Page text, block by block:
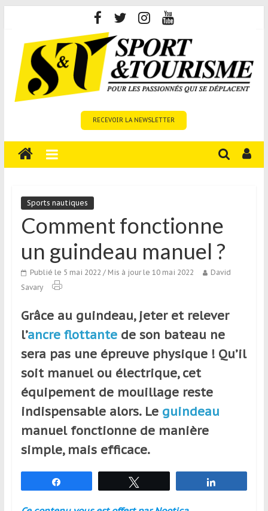
content
Tourisme
est
média
sur
tourisme
sportif
qui
s’adresse
voyageurs
ponctuels
réguliers,
pratiquants,
passionnés
ou
simples
spectateurs
de
qui
se
déplacent
RECEVOIR LA NEWSLETTER
Sports nautiques
Comment fonctionne
un guindeau manuel ?
Publié le 5 mai 2022 / Mis à jour le 10 mai 2022
David
Savary
Grâce au guindeau, jeter et relever
l’ancre flottantede son bateau ne
sera pas une épreuve physique ! Qu’il
soit manuel ou électrique, cet
équipement de mouillage reste
indispensable alors. Le guindeau
manuel fonctionne de manière
simple, mais efficace.